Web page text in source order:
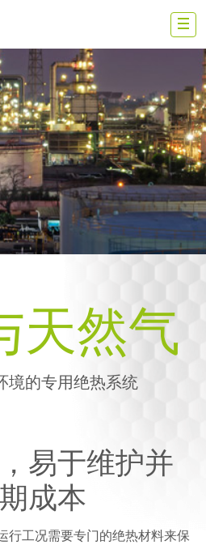
天然气
境的专用绝热系统
易于维护并
成本
行工况需要专门的绝热材料来保